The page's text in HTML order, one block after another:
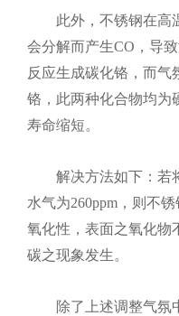
此外，不锈钢在高温
会分解而产生CO，导
反应生成碳化铬，而气
铬，此两种化合物均为
寿命缩短。
解决方法如下：若
水气为260ppm，则不
氧化性，表面之氧化物
碳之现象发生。
除了上述调整气氛